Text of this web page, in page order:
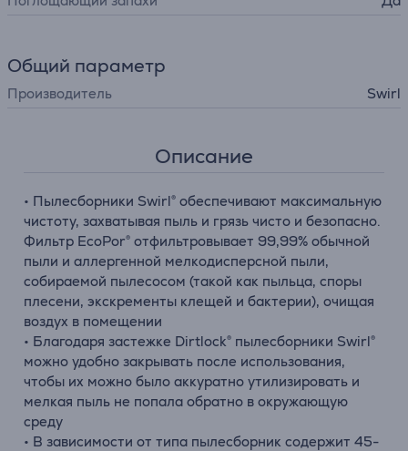
Общий параметр
Производитель Swirl
Описание
• Пылесборники Swirl® обеспечивают максимальную
чистоту, захватывая пыль и грязь чисто и безопасно.
Фильтр EcoPor® отфильтровывает 99,99% обычной
пыли и аллергенной мелкодисперсной пыли,
собираемой пылесосом (такой как пыльца, споры
плесени, экскременты клещей и бактерии), очищая
воздух в помещении
• Благодаря застежке Dirtlock® пылесборники Swirl®
можно удобно закрывать после использования,
чтобы их можно было аккуратно утилизировать и
мелкая пыль не попала обратно в окружающую
среду
• В зависимости от типа пылесборник содержит 45-